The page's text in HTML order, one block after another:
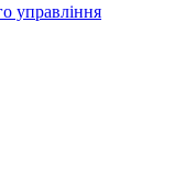
управління